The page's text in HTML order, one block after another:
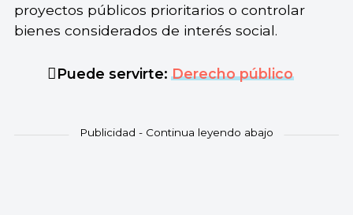
proyectos públicos prioritarios o controlar
bienes considerados de interés social.
Puede servirte:Derecho público